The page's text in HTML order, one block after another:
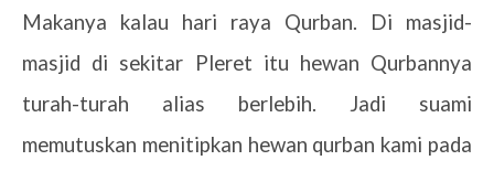
Makanya kalau hari raya Qurban. Di masjid-
masjid di sekitar Pleret itu hewan Qurbannya
turah-turah alias berlebih. Jadi suami
memutuskan menitipkan hewan qurban kami pada